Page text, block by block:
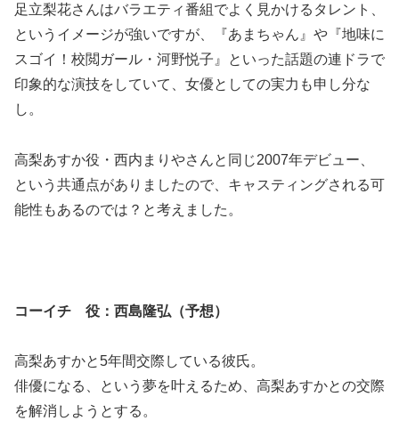
足立梨花さんはバラエティ番組でよく見かけるタレント、
というイメージが強いですが、『あまちゃん』や『地味に
スゴイ！校閲ガール・河野悦子』といった話題の連ドラで
印象的な演技をしていて、女優としての実力も申し分な
し。
高梨あすか役・西内まりやさんと同じ2007年デビュー、
という共通点がありましたので、キャスティングされる可
能性もあるのでは？と考えました。
コーイチ 役：西島隆弘（予想）
高梨あすかと5年間交際している彼氏。
俳優になる、という夢を叶えるため、高梨あすかとの交際
を解消しようとする。